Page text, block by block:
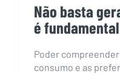
Não basta
é
Poder
consumo e as